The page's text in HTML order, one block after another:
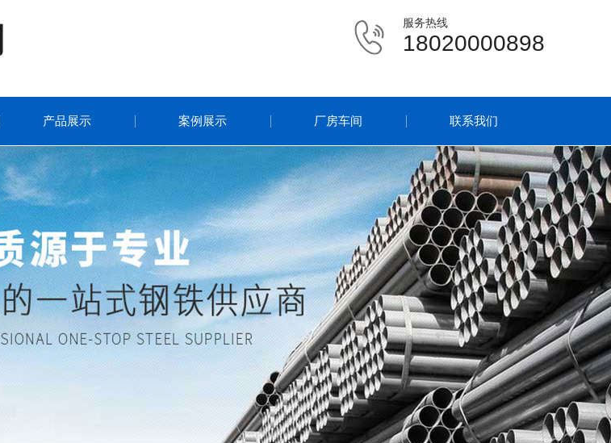
服务热线
18020000898
产品展示 案例展示 厂房车间 联系我们